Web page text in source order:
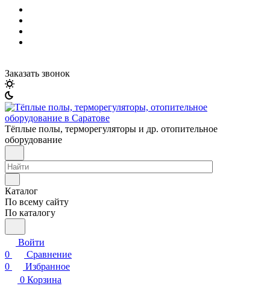
Заказать звонок
Тёплые полы, терморегуляторы и др. отопительное
оборудование
Каталог
По всему сайту
По каталогу
Войти
0
Сравнение
0
Избранное
0 Корзина